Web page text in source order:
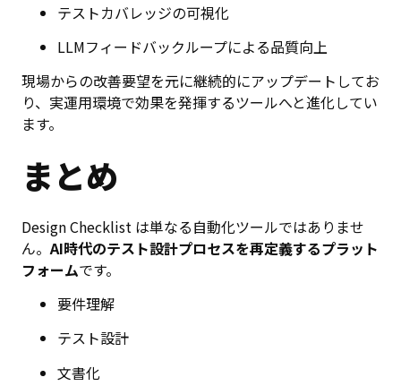
テストカバレッジの可視化
LLMフィードバックループによる品質向上
現場からの改善要望を元に継続的にアップデートしてお
り、実運用環境で効果を発揮するツールへと進化してい
ます。
まとめ
Design Checklist は単なる自動化ツールではありませ
ん。 AI時代のテスト設計プロセスを再定義するプラット
フォームです。
要件理解
テスト設計
文書化